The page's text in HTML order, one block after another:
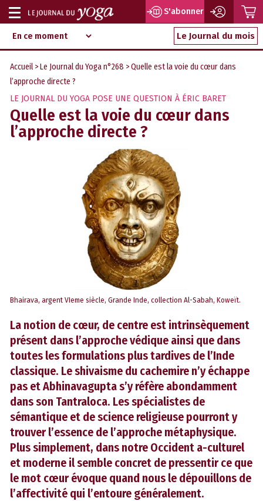
Aller
au
contenu
d‘information
indépendant
Afficher
ou
masquer
la
navigation
S'abonner
Le Journal du mois
Accueil >Le Journal du Yoga n°268 > Quelle est la voie du cœur dans
l’approche directe ?
LE JOURNAL DU YOGA POSE UNE QUESTION À ÉRIC BARET
Quelle est la voie du cœur dans
l’approche directe ?
Bhairava, argent VIeme siècle, Grande Inde, collection Al-Sabah, Koweït.
La notion de cœur, de centre est intrinsèquement
présent dans l’approche védique ainsi que dans
toutes les formulations plus tardives de l’Inde
classique. Le shivaisme du cachemire n’y échappe
pas et Abhinavagupta s’y réfère abondamment
dans son Tantraloca. Les spécialistes de
sémantique et de science religieuse pourront y
trouver l’essence de l’approche métaphysique.
Plus simplement, dans notre Occident a-culturel
et moderne il semble concret de pressentir ce que
le mot cœur évoque quand nous le dépouillons de
l’affectivité qui l’entoure généralement.